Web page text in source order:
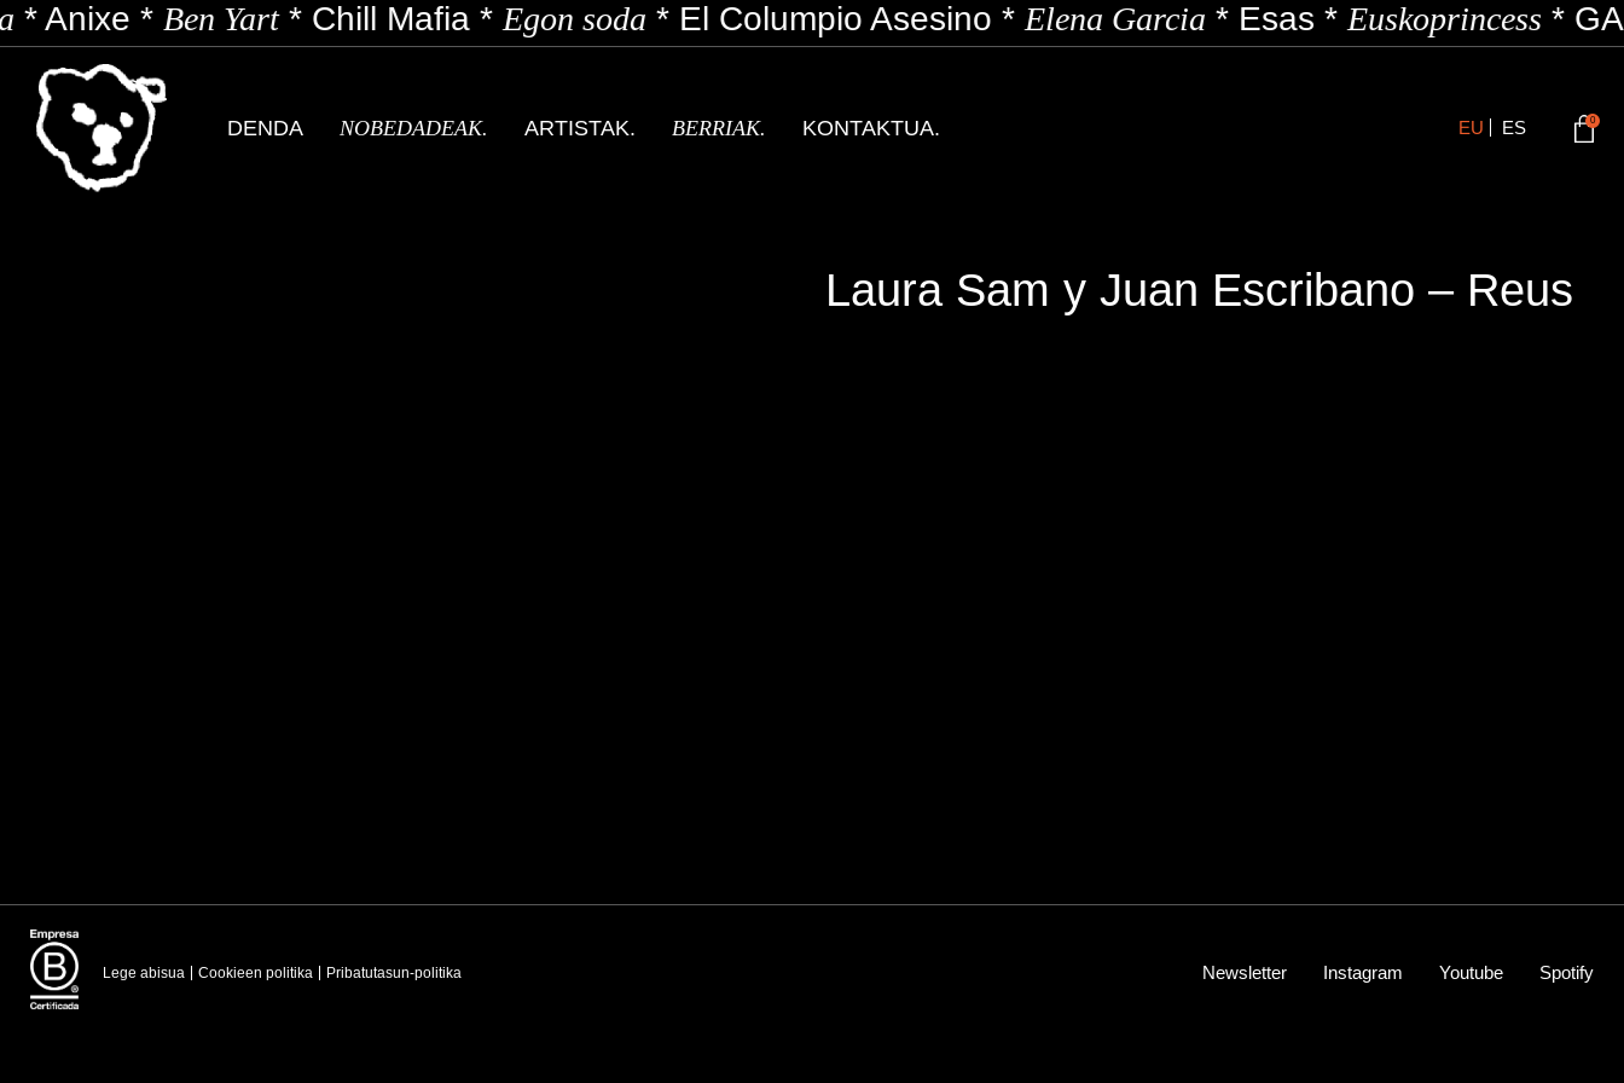
*Anixe*Ben Yart*Chill Mafia*Egon soda*El Columpio Asesino*Elena Garcia*Esas*Euskoprincess*
DENDA NOBEDADEAK. ARTISTAK. BERRIAK. KONTAKTUA. EU ES 0
Laura Sam y Juan Escribano – Reus
Lege abisua Cookieen politika Pribatutasun-politika Newsletter Instagram Youtube Spotify